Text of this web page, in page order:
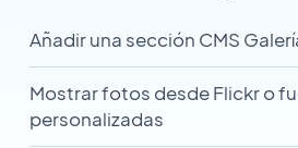
Añadir una sección CMS
Mostrar fotos desde Flickr o
personalizadas